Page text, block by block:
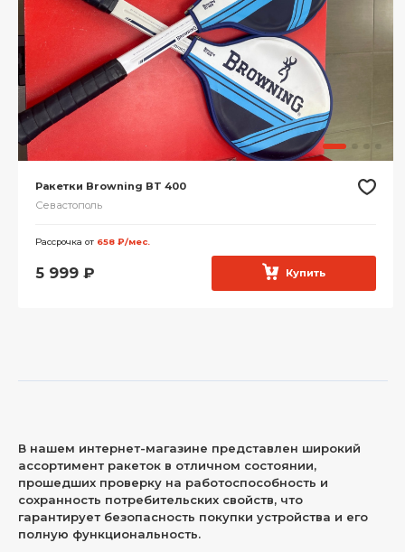
Ракетки Browning BT 400
Севастополь
Рассрочка от 658 ₽/мес.
5 999 ₽ Купить
В нашем интернет-магазине представлен широкий
ассортимент ракеток в отличном состоянии,
прошедших проверку на работоспособность и
сохранность потребительских свойств, что
гарантирует безопасность покупки устройства и его
полную функциональность.